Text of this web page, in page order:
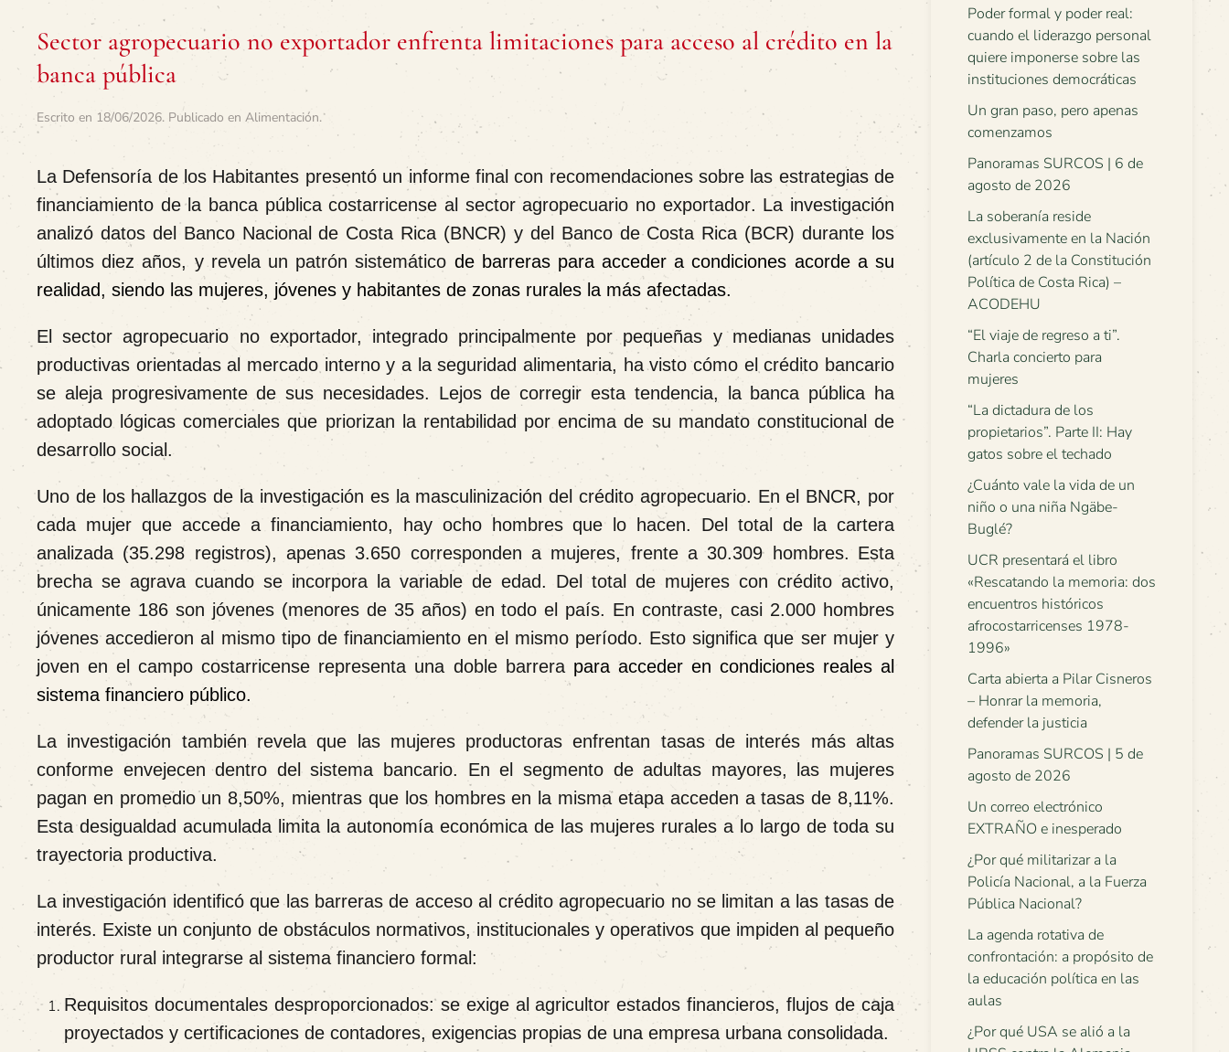
Sector agropecuario no exportador enfrenta limitaciones para acceso al crédito en la
banca pública
Escrito en 18/06/2026. Publicado en Alimentación.
La Defensoría de los Habitantes presentó un informe final con recomendaciones sobre las estrategias de
financiamiento de la banca pública costarricense al sector agropecuario no exportador. La investigación
analizó datos del Banco Nacional de Costa Rica (BNCR) y del Banco de Costa Rica (BCR) durante los
últimos diez años, y revela un patrón sistemático de barreras para acceder a condiciones acorde a su
realidad, siendo las mujeres, jóvenes y habitantes de zonas rurales la más afectadas.
El sector agropecuario no exportador, integrado principalmente por pequeñas y medianas unidades
productivas orientadas al mercado interno y a la seguridad alimentaria, ha visto cómo el crédito bancario
se aleja progresivamente de sus necesidades. Lejos de corregir esta tendencia, la banca pública ha
adoptado lógicas comerciales que priorizan la rentabilidad por encima de su mandato constitucional de
desarrollo social.
Uno de los hallazgos de la investigación es la masculinización del crédito agropecuario. En el BNCR, por
cada mujer que accede a financiamiento, hay ocho hombres que lo hacen. Del total de la cartera
analizada (35.298 registros), apenas 3.650 corresponden a mujeres, frente a 30.309 hombres. Esta
brecha se agrava cuando se incorpora la variable de edad. Del total de mujeres con crédito activo,
únicamente 186 son jóvenes (menores de 35 años) en todo el país. En contraste, casi 2.000 hombres
jóvenes accedieron al mismo tipo de financiamiento en el mismo período. Esto significa que ser mujer y
joven en el campo costarricense representa una doble barrera para acceder en condiciones reales al
sistema financiero público.
La investigación también revela que las mujeres productoras enfrentan tasas de interés más altas
conforme envejecen dentro del sistema bancario. En el segmento de adultas mayores, las mujeres
pagan en promedio un 8,50%, mientras que los hombres en la misma etapa acceden a tasas de 8,11%.
Esta desigualdad acumulada limita la autonomía económica de las mujeres rurales a lo largo de toda su
trayectoria productiva.
La investigación identificó que las barreras de acceso al crédito agropecuario no se limitan a las tasas de
interés. Existe un conjunto de obstáculos normativos, institucionales y operativos que impiden al pequeño
productor rural integrarse al sistema financiero formal:
Requisitos documentales desproporcionados: se exige al agricultor estados financieros, flujos de caja
proyectados y certificaciones de contadores, exigencias propias de una empresa urbana consolidada.
Poder formal y poder real:
cuando el liderazgo personal
quiere imponerse sobre las
instituciones democráticas
Un gran paso, pero apenas
comenzamos
Panoramas SURCOS | 6 de
agosto de 2026
La soberanía reside
exclusivamente en la Nación
(artículo 2 de la Constitución
Política de Costa Rica) –
ACODEHU
“El viaje de regreso a ti”.
Charla concierto para
mujeres
“La dictadura de los
propietarios”. Parte II: Hay
gatos sobre el techado
¿Cuánto vale la vida de un
niño o una niña Ngäbe-
Buglé?
UCR presentará el libro
«Rescatando la memoria: dos
encuentros históricos
afrocostarricenses 1978-
1996»
Carta abierta a Pilar Cisneros
– Honrar la memoria,
defender la justicia
Panoramas SURCOS | 5 de
agosto de 2026
Un correo electrónico
EXTRAÑO e inesperado
¿Por qué militarizar a la
Policía Nacional, a la Fuerza
Pública Nacional?
La agenda rotativa de
confrontación: a propósito de
la educación política en las
aulas
¿Por qué USA se alió a la